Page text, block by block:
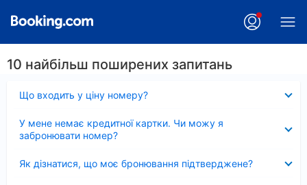
10 найбільш поширених запитань
Що входить у ціну номеру?
У мене немає кредитної картки. Чи можу я
забронювати номер?
Як дізнатися, що моє бронювання підтверджене?